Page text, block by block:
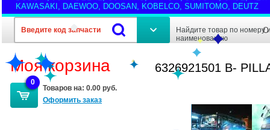
KAWASAKI, DAEWOO, DOOSAN, KOBELCO, SUMITOMO, DEUTZ
Найдите товар по номеру и
наименованию
О
Моя корзина
0
Товаров на: 0.00 руб.
Оформить заказ
6326921501 B-